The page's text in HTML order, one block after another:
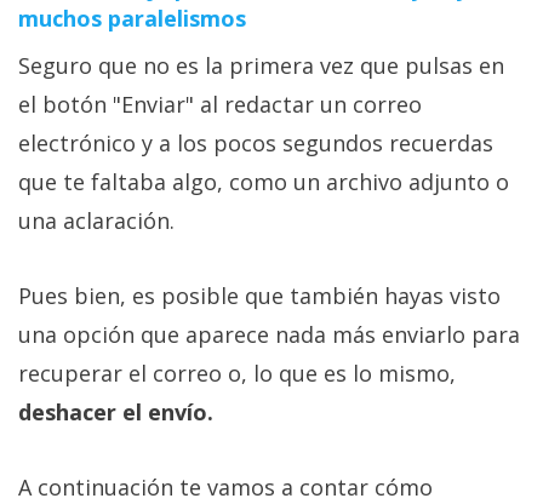
muchos paralelismos
Seguro que no es la primera vez que pulsas en
el botón "Enviar" al redactar un correo
electrónico y a los pocos segundos recuerdas
que te faltaba algo, como un archivo adjunto o
una aclaración.
Pues bien, es posible que también hayas visto
una opción que aparece nada más enviarlo para
recuperar el correo o, lo que es lo mismo,
deshacer el envío.
A continuación te vamos a contar cómo